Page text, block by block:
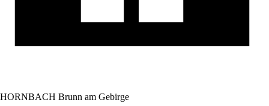
HORNBACH Brunn am Gebirge